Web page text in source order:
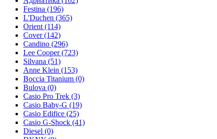
Festina (196)
L'Duchen (365)
Orient(114)
Cover(142)
Candino (296)
Lee Cooper(723)
Silvana (51)
Anne Klein (153)
Boccia Titanium (0)
Bulova (0)
Casio Pro Trek (3)
Casio Baby-G (19)
Casio Edifice (25)
Casio G-Shock (41)
Diesel (0)